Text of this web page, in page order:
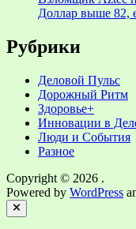
Доллар выше 82,
Рубрики
Деловой Пульс
Дорожный Ритм
Здоровье+
Инновации в
Люди и События
Разное
Copyright © 2026 .
Powered by WordPress
Close